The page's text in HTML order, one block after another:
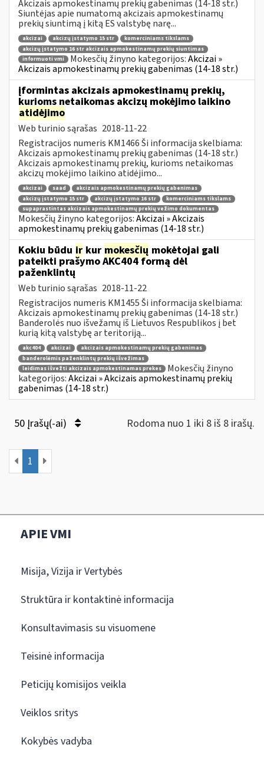
Akcizais apmokestinamų prekių gabenimas (14-18 str.)
Siuntėjas apie numatomą akcizais apmokestinamų
prekių siuntimą į kitą ES valstybę narę...
akcizai akcizų įstatymo 15 str
komerciniams tikslams
akcizų įstatymo 16 str akcizais apmokestinamų prekių siuntimas
informuoti vmi
Mokesčių žinyno kategorijos:Akcizai »
Akcizais apmokestinamų prekių gabenimas (14-18 str.)
įformintas akcizais apmokestinamų prekių,
kurioms netaikomas akcizų mokėjimo laikino
atidėjimo
Web turinio sąrašas 2018-11-22
Registracijos numeris KM1466 Ši informacija skelbiama:
Akcizais apmokestinamų prekių gabenimas (14-18 str.)
Akcizais apmokestinamų prekių, kurioms netaikomas
akcizų mokėjimo laikino atidėjimo...
akcizai saad
akcizais apmokestinamų prekių gabenimas
akcizų įstatymo 15 str
akcizų įstatymo 16 str
komerciniams tikslams
supaprastintas akcizais apmokestinamų prekių vežimo dokumentas
Mokesčių žinyno kategorijos:Akcizai » Akcizais
apmokestinamų prekių gabenimas (14-18 str.)
Kokiu būdu ir kur mokesčių mokėtojai gali
pateikti prašymo AKC404 formą dėl
paženklintų
Web turinio sąrašas 2018-11-22
Registracijos numeris KM1455 Ši informacija skelbiama:
Akcizais apmokestinamų prekių gabenimas (14-18 str.)
Banderolės nuo išvežamų iš Lietuvos Respublikos į bet
kurią kitą valstybę ar teritoriją...
akc404 akcizai
akcizais apmokestinamų prekių gabenimas
banderolėmis paženklintų prekių išvežimas
leidimas išvežti akcizais apmokestinamas prekes
Mokesčių žinyno
kategorijos:Akcizai » Akcizais apmokestinamų prekių
gabenimas (14-18 str.)
50 Įrašų(-ai) Rodoma nuo 1 iki 8 iš 8 irašų.
1
APIE VMI
Misija, Vizija ir Vertybės
Struktūra ir kontaktinė informacija
Konsultavimasis su visuomene
Teisinė informacija
Peticijų komisijos veikla
Veiklos sritys
Kokybės vadyba